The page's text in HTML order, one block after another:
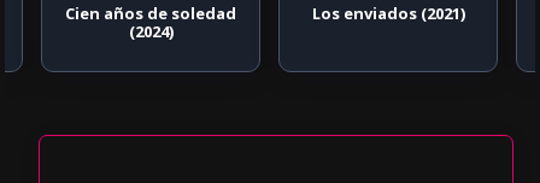
Cien años de soledad
(2024)
Los enviados (2021)